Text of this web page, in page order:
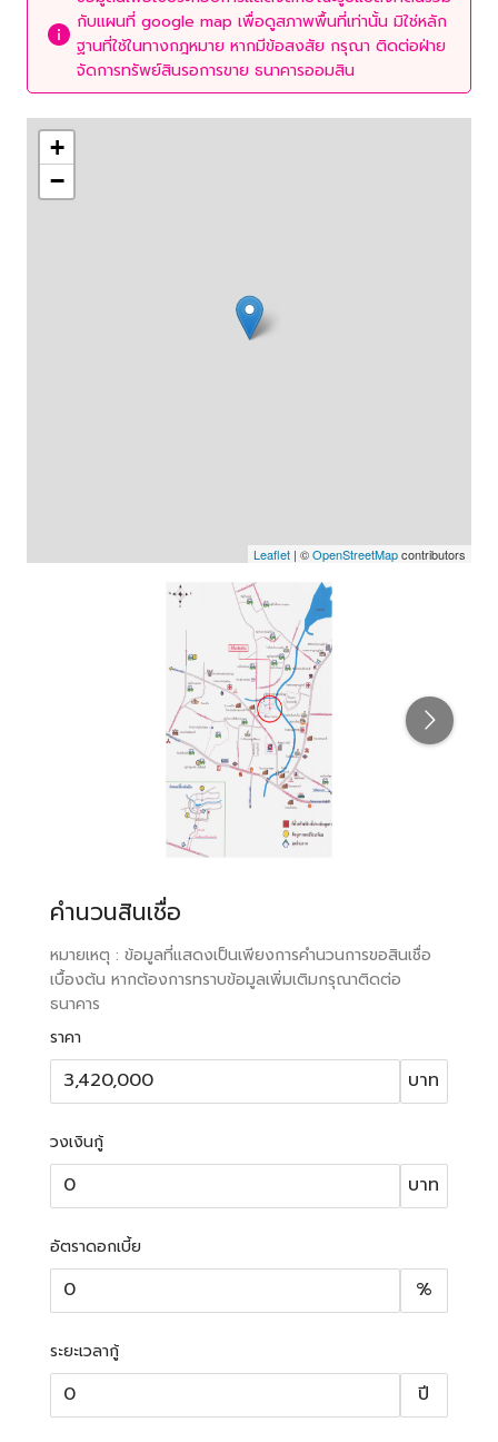
กับแผนที่ google map เพื่อดูสภาพพื้นที่เท่านั้น มิใช่หลัก
ฐานที่ใช้ในทางกฎหมาย หากมีข้อสงสัย กรุณา ติดต่อฝ่าย
จัดการทรัพย์สินรอการขาย ธนาคารออมสิน
+
−
Leaflet | ©OpenStreetMapcontributors
คำนวนสินเชื่อ
หมายเหตุ : ข้อมูลที่แสดงเป็นเพียงการคำนวนการขอสินเชื่อ
เบื้องต้น หากต้องการทราบข้อมูลเพิ่มเติมกรุณาติดต่อ
ธนาคาร
ราคา
บาท
วงเงินกู้
บาท
อัตราดอกเบี้ย
%
ระยะเวลากู้
ปี